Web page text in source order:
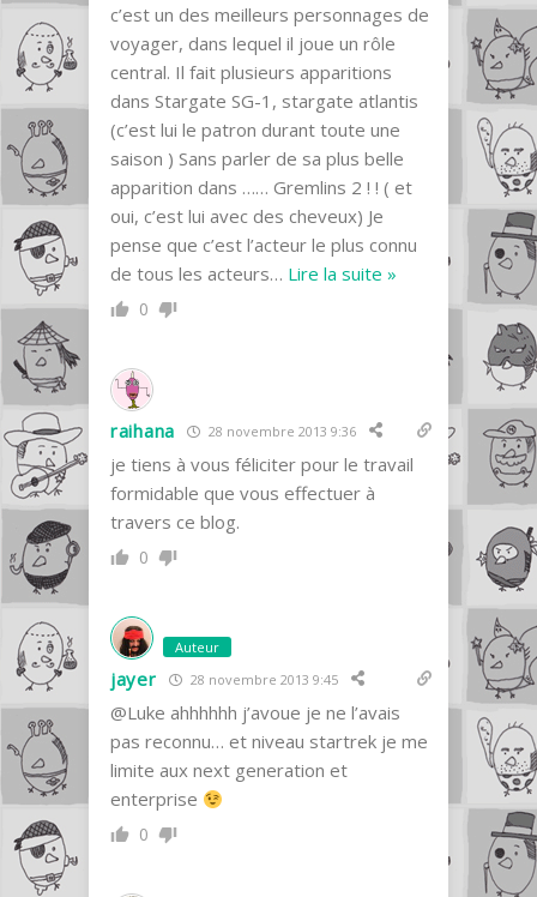
c’est un des meilleurs personnages de
voyager, dans lequel il joue un rôle
central. Il fait plusieurs apparitions
dans Stargate SG-1, stargate atlantis
(c’est lui le patron durant toute une
saison ) Sans parler de sa plus belle
apparition dans …… Gremlins 2 ! ! ( et
oui, c’est lui avec des cheveux) Je
pense que c’est l’acteur le plus connu
de tous les acteurs… Lire la suite »
0
raihana 28 novembre 2013 9:36
je tiens à vous féliciter pour le travail
formidable que vous effectuer à
travers ce blog.
0
Auteur
jayer 28 novembre 2013 9:45
@Luke ahhhhhh j’avoue je ne l’avais
pas reconnu… et niveau startrek je me
limite aux next generation et
enterprise
0